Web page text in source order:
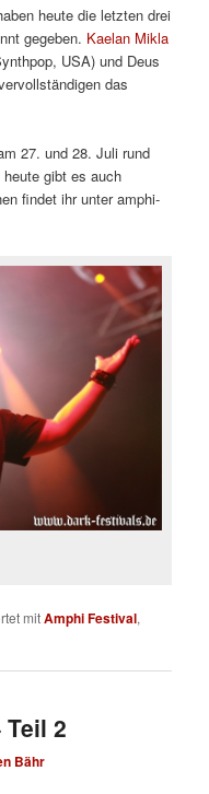
heute die letzten drei
gegeben. Kaelan Mikla
USA) und Deus
das
27. und 28. Juli rund
gibt es auch
findet ihr unter amphi-
mitAmphi Festival,
2
Bähr